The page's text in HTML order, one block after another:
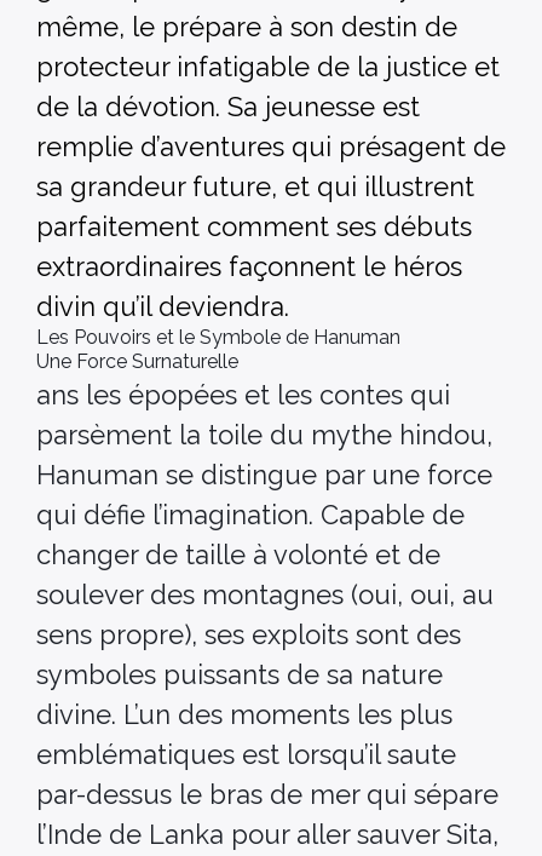
même, le prépare à son destin de
protecteur infatigable de la justice et
de la dévotion. Sa jeunesse est
remplie d’aventures qui présagent de
sa grandeur future, et qui illustrent
parfaitement comment ses débuts
extraordinaires façonnent le héros
divin qu’il deviendra.
Les Pouvoirs et le Symbole de Hanuman
Une Force Surnaturelle
ans les épopées et les contes qui
parsèment la toile du mythe hindou,
Hanuman se distingue par une force
qui défie l’imagination. Capable de
changer de taille à volonté et de
soulever des montagnes (oui, oui, au
sens propre), ses exploits sont des
symboles puissants de sa nature
divine. L’un des moments les plus
emblématiques est lorsqu’il saute
par-dessus le bras de mer qui sépare
l’Inde de Lanka pour aller sauver Sita,